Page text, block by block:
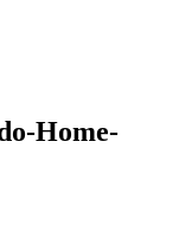
Home-